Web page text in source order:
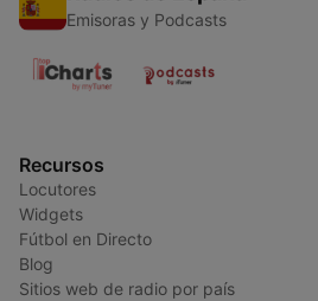
Emisoras y Podcasts
Recursos
Locutores
Widgets
Fútbol en Directo
Blog
Sitios web de radio por país